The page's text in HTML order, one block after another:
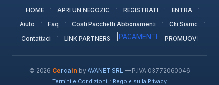
HOME · APRI UN NEGOZIO · REGISTRATI · ENTRA ·
Aiuto · Faq · Costi Pacchetti Abbonamenti · Chi Siamo ·
Contattaci · LINK PARTNERS PAGAMENTI· PROMUOVI
© 2026 Cercain by AVANET SRL — P.IVA 03772060046
Termini e Condizioni · Regole sulla Privacy